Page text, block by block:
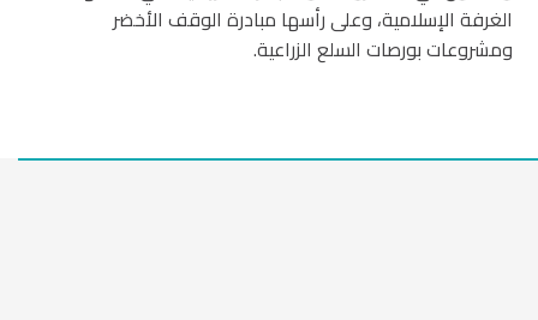
الغرفة الإسلامية، وعلى رأسها مبادرة الوقف الأخضر
ومشروعات بورصات السلع الزراعية.